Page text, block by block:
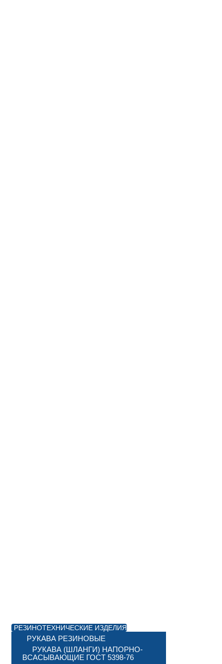
РЕЗИНОТЕХНИЧЕСКИЕ ИЗДЕЛИЯ
РУКАВА РЕЗИНОВЫЕ
РУКАВА (ШЛАНГИ) НАПОРНО-
ВСАСЫВАЮЩИЕ ГОСТ 5398-76